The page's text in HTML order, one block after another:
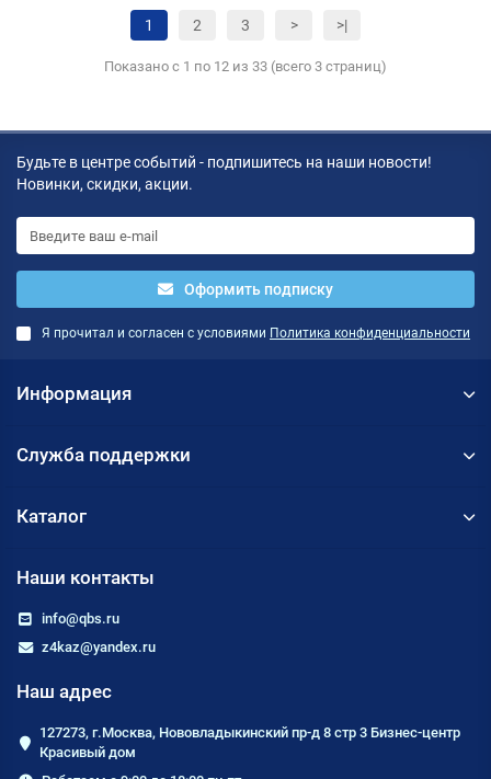
1 2 3 > >|
Показано с 1 по 12 из 33 (всего 3 страниц)
Будьте в центре событий - подпишитесь на наши новости!
Новинки, скидки, акции.
Оформить подписку
Я прочитал и согласен с условиями Политика конфиденциальности
Информация
Служба поддержки
Каталог
Наши контакты
info@qbs.ru
z4kaz@yandex.ru
Наш адрес
127273, г.Москва, Нововладыкинский пр-д 8 стр 3 Бизнес-центр
Красивый дом